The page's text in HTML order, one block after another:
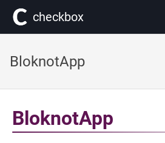
сheckbox
BloknotApp
BloknotApp